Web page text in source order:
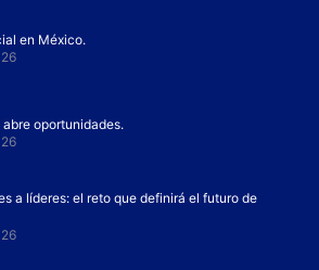
en México.
abre oportunidades.
a líderes: el reto que definirá el futuro de